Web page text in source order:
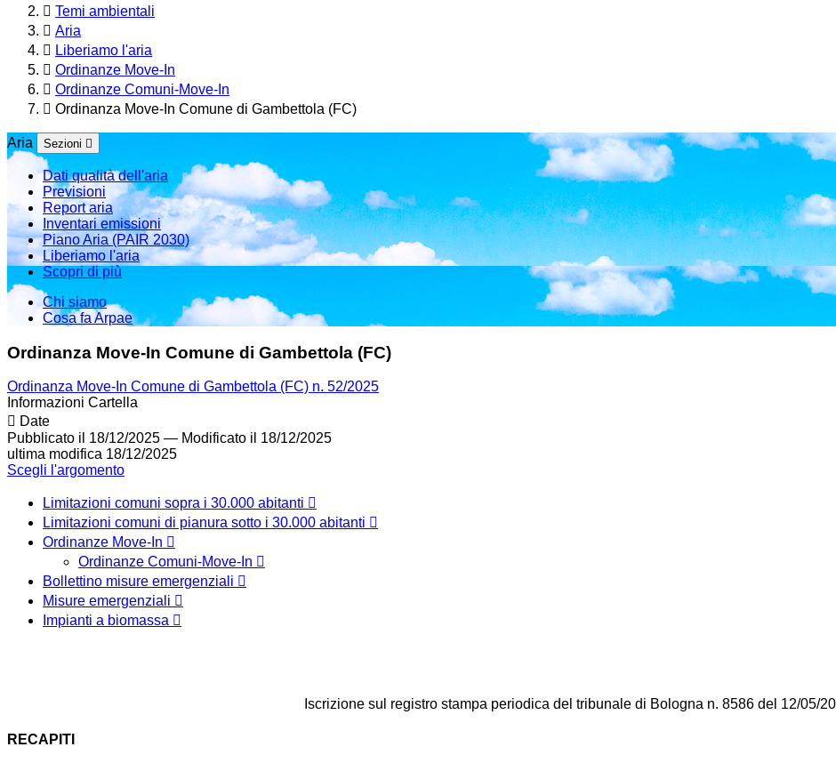
Temi ambientali
Aria
Liberiamo l'aria
Ordinanze Move-In
Ordinanze Comuni-Move-In
Ordinanza Move-In Comune di Gambettola (FC)
Aria Sezioni
Dati qualità dell'aria
Previsioni
Report aria
Inventari emissioni
Piano Aria (PAIR 2030)
Liberiamo l'aria
Scopri di più
Chi siamo
Cosa fa Arpae
Ordinanza Move-In Comune di Gambettola (FC)
Ordinanza Move-In Comune di Gambettola (FC) n. 52/2025
Informazioni Cartella
Date
Pubblicato il 18/12/2025 — Modificato il 18/12/2025
ultima modifica 18/12/2025
Scegli l'argomento
Limitazioni comuni sopra i 30.000 abitanti
Limitazioni comuni di pianura sotto i 30.000 abitanti
Ordinanze Move-In
Ordinanze Comuni-Move-In
Bollettino misure emergenziali
Misure emergenziali
Impianti a biomassa
Iscrizione sul registro stampa periodica del tribunale di Bologna n. 8586 del 12/05/
RECAPITI